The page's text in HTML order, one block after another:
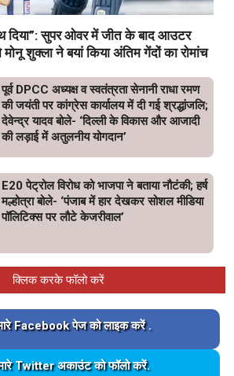
दिया”: सुपर ओवर में जीत के बाद आउटर
मोनू शुक्ला ने बयां किया अंतिम गेंदों का रोमांच
पूर्व DPCC अध्यक्ष व स्वतंत्रता सेनानी राधा रमण
की जयंती पर कांग्रेस कार्यालय में दी गई श्रद्धांजलि;
देवेन्द्र यादव बोले- ‘दिल्ली के विकास और आजादी
की लड़ाई में अतुलनीय योगदान’
E20 पेट्रोल विरोध को भाजपा ने बताया नौटंकी; हर्ष
मल्होत्रा बोले- ‘पंजाब में हार देखकर सोशल मीडिया
पॉलिटिक्स पर लौटे केजरीवाल’
क्लिक करके फॉलो करें
Facebook पेज को लाइक करें .
Twitter अकाउंट को फॉलो करें.